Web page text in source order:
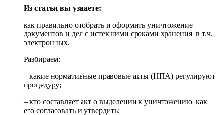
Из статьи вы узнаете:
как правильно отобрать и оформить уничтожение
документов и дел с истекшими сроками хранения, в т.ч.
электронных.
Разбираем:
– какие нормативные правовые акты (НПА) регулируют
процедуру;
– кто составляет акт о выделении к уничтожению, как
его согласовать и утвердить;